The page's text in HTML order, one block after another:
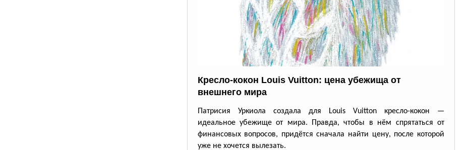
Кресло-кокон Louis Vuitton: цена убежища от
внешнего мира
Патрисия Уркиола создала для Louis Vuitton кресло-кокон —
идеальное убежище от мира. Правда, чтобы в нём спрятаться от
финансовых вопросов, придётся сначала найти цену, после которой
уже не хочется вылезать.